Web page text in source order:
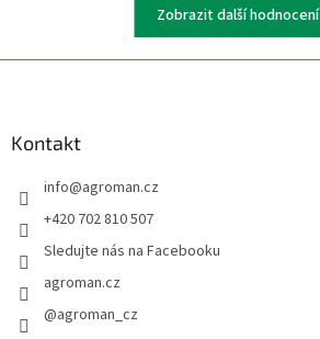
Zobrazit další hodnocení
Kontakt
info@agroman.cz
+420 702 810 507
Sledujte nás na Facebooku
agroman.cz
@agroman_cz